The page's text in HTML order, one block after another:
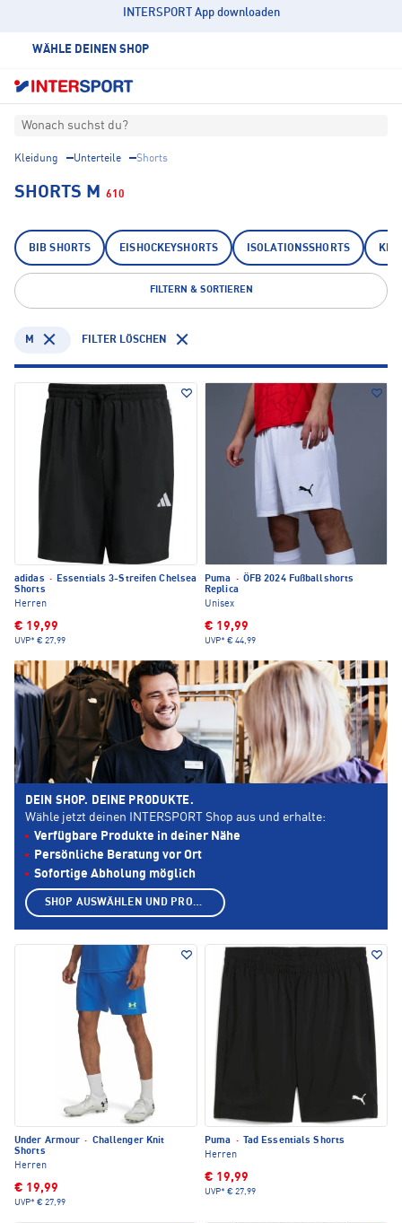
INTERSPORT App downloaden
WÄHLE DEINEN SHOP
Wonach suchst du?
Kleidung Unterteile Shorts
SHORTS M 610
BIB SHORTS EISHOCKEYSHORTS ISOLATIONSSHORTS
FILTERN & SORTIEREN
M FILTER LÖSCHEN
adidas ·
Essentials 3-Streifen Chelsea
Shorts
Herren
€ 19,99
UVP* € 27,99
Puma · ÖFB 2024 Fußballshorts
Replica
Unisex
€ 19,99
UVP* € 44,99
Under Armour · Challenger Knit
Shorts
Herren
€ 19,99
UVP* € 27,99
Puma ·
Tad Essentials Shorts
Herren
€ 19,99
UVP* € 27,99
DEIN SHOP. DEINE PRODUKTE.
Wähle jetzt deinen INTERSPORT Shop aus und erhalte:
Verfügbare Produkte in deiner Nähe
Persönliche Beratung vor Ort
Sofortige Abholung möglich
SHOP AUSWÄHLEN UND PRODUKTE ANZEIGEN